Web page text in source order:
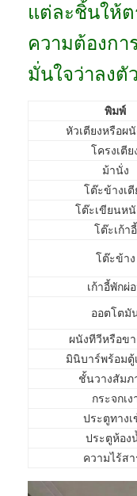
กรณี
คำถามที่พบบ่อย
พูดคุยกันตอนนี้
เฟอร์นิเจอร์โรงแร
เฟอร์นิเจอร์วิลล่า
เฟอร์นิเจอร์อพาร์ท
เฟอร์นิเจอร์คลับพ
เฟอร์นิเจอร์ห้องอา
อุปกรณ์ติดตั้งเฟอร์
เฟอร์นิเจอร์หุ้มเบา
แต่ละชิ้นให้
ความต้องกา
มั่นใจว่าลง
พิมพ์
หัวเตียงหรือผนั
โครงเตีย
ม้านั่ง
โต๊ะข้างเตี
โต๊ะเขียนห
โต๊ะเก้าอี้
โต๊ะข้าง
เก้าอี้พักผ่
ออตโตมั
ผนังทีวีหรือข
มินิบาร์พร้อมตู้
ชั้นวางสัมภ
กระจกเง
ประตูทางเ
ประตูห้อง
ความไร้สา